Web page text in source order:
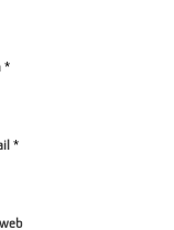
*
*